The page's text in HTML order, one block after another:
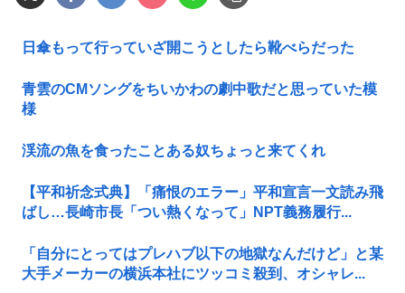
日傘もって行っていざ開こうとしたら靴べらだった
青雲のCMソングをちいかわの劇中歌だと思っていた模
様
渓流の魚を食ったことある奴ちょっと来てくれ
【平和祈念式典】「痛恨のエラー」平和宣言一文読み飛
ばし…長崎市長「つい熱くなって」NPT義務履行...
「自分にとってはプレハブ以下の地獄なんだけど」と某
大手メーカーの横浜本社にツッコミ殺到、オシャレ...